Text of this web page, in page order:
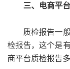
三、电商平台
质检报告一般
检报告，这个是
商平台质检报告